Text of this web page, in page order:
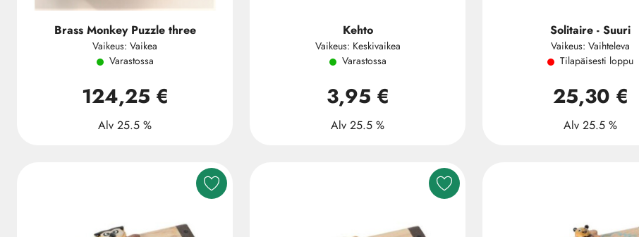
Brass Monkey Puzzle three
Vaikeus: Vaikea
Varastossa
124,25 €
Alv 25.5 %
Kehto
Vaikeus: Keskivaikea
Varastossa
3,95 €
Alv 25.5 %
Solitaire - Suuri
Vaikeus: Vaihteleva
Tilapäisesti loppu
25,30 €
Alv 25.5 %